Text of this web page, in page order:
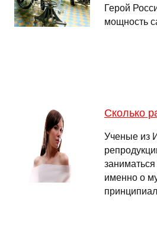
Герой
мощность
Сколько
Ученые из
именно о